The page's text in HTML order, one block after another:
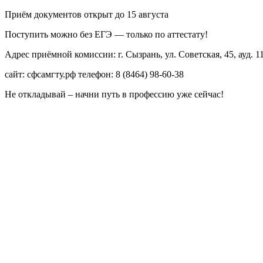
Приём документов открыт до 15 августа
Поступить можно без ЕГЭ — только по аттестату!
Адрес приёмной комиссии: г. Сызрань, ул. Советская, 45, ауд.
сайт: сфсамгту.рф телефон: 8 (8464) 98-60-38
Не откладывай – начни путь в профессию уже сейчас!